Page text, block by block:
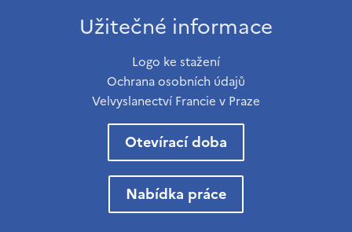
Užitečné informace
Logo ke stažení
Ochrana osobních údajů
Velvyslanectví Francie v Praze
Otevírací doba
Nabídka práce